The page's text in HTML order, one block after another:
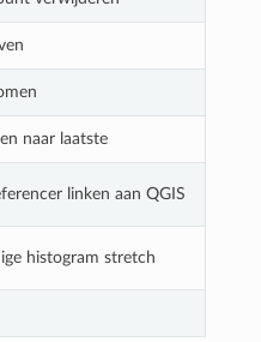
naar laatste
linken aan QGIS
histogram stretch